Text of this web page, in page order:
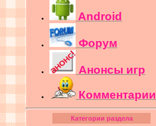
Android
Форум
Анонсы игр
Комментарии
Категории раздела